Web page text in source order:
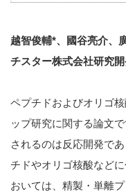
越智俊輔*、國谷亮介、
チスター株式会社研究開
ペプチドおよびオリゴ
ップ研究に関する論文
されるのは反応開発で
チドやオリゴ核酸など
おいては、精製・単離